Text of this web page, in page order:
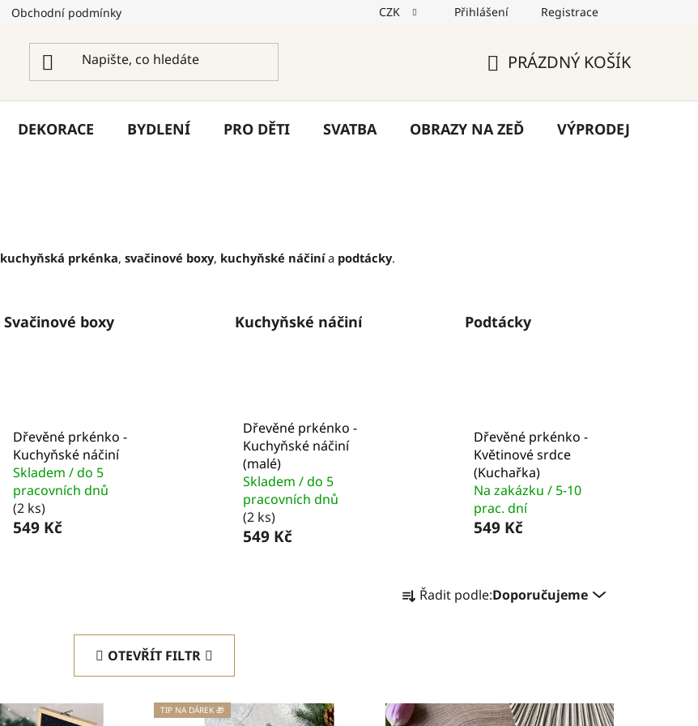
Obchodní podmínky Reklamace Napište nám Blog
CZK Přihlášení Registrace
KOŠÍK
PRÁZDNÝ KOŠÍK
DEKORACE BYDLENÍ PRO DĚTI SVATBA OBRAZY NA ZEĎ VÝPRODEJ
kuchyňská prkénka, svačinové boxy, kuchyňské náčinía podtácky.
Svačinové boxy Kuchyňské náčiní Podtácky
Dřevěné prkénko -
Kuchyňské náčiní
Skladem / do 5
pracovních dnů
(2 ks)
549 Kč
Dřevěné prkénko -
Kuchyňské náčiní
(malé)
Skladem / do 5
pracovních dnů
(2 ks)
549 Kč
Dřevěné prkénko -
Květinové srdce
(Kuchařka)
Na zakázku / 5-10
prac. dní
549 Kč
a
p
Řadit podle:Doporučujeme
OTEVŘÍT FILTR
TIP NA DÁREK 🎁